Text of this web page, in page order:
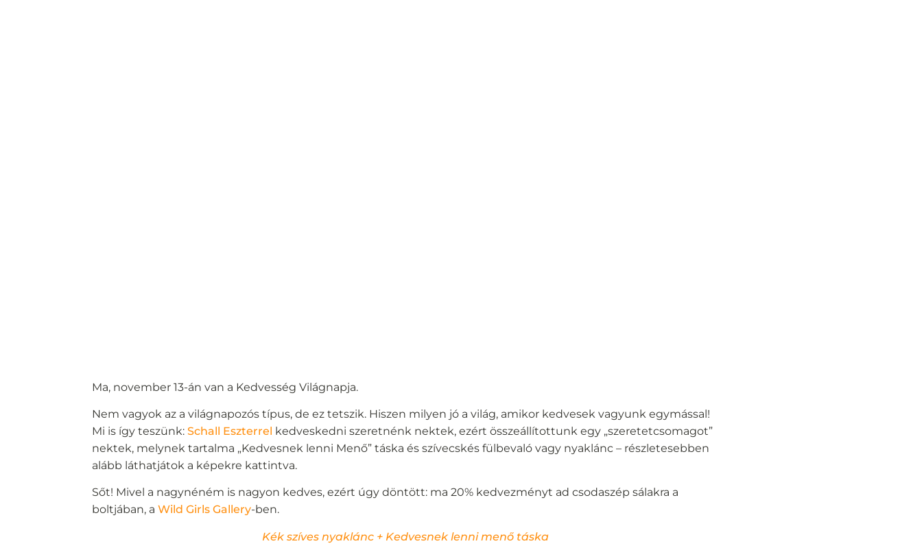
Ma, november 13-án van a Kedvesség Világnapja.
Nem vagyok az a világnapozós típus, de ez tetszik. Hiszen milyen jó a világ, amikor kedvesek vagyunk egymással!
Mi is így teszünk:Schall Eszterrel kedveskedni szeretnénk nektek, ezért összeállítottunk egy „szeretetcsomagot”
nektek, melynek tartalma „Kedvesnek lenni Menő” táska és szívecskés fülbevaló vagy nyaklánc – részletesebben
alább láthatjátok a képekre kattintva.
Sőt! Mivel a nagynéném is nagyon kedves, ezért úgy döntött: ma 20% kedvezményt ad csodaszép sálakra a
boltjában, aWild Girls Gallery-ben.
Kék szíves nyaklánc + Kedvesnek lenni menő táska